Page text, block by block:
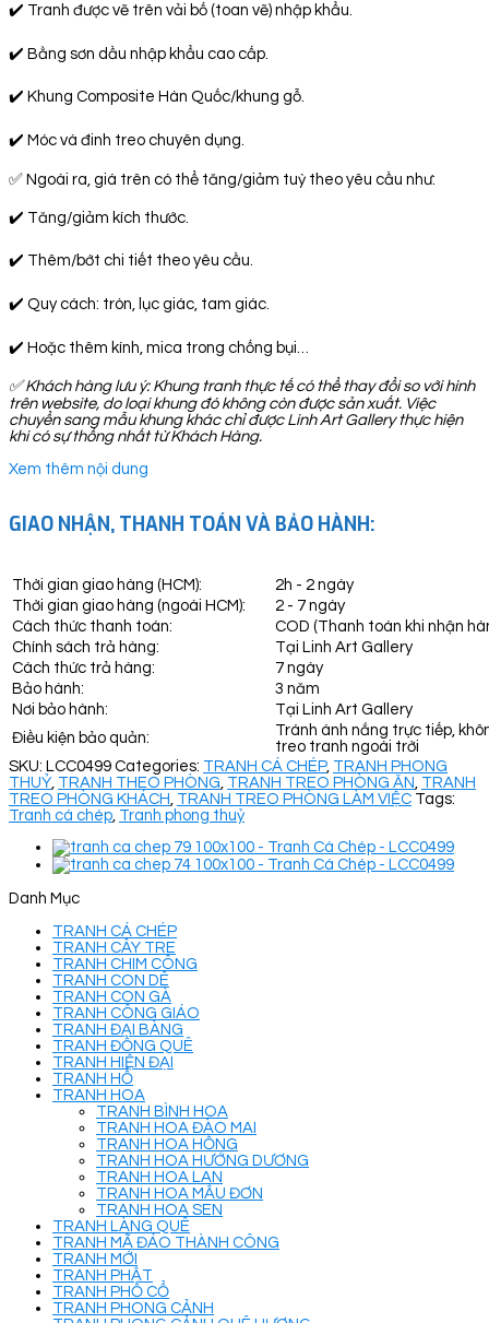
✔️ Tranh được vẽ trên vải bố (toan vẽ) nhập khẩu.
✔️ Bằng sơn dầu nhập khẩu cao cấp.
✔️ Khung Composite Hàn Quốc/khung gỗ.
✔️ Móc và đinh treo chuyên dụng.
✅ Ngoài ra, giá trên có thể tăng/giảm tuỳ theo yêu cầu như:
✔️ Tăng/giảm kích thước.
✔️ Thêm/bớt chi tiết theo yêu cầu.
✔️ Quy cách: tròn, lục giác, tam giác.
✔️ Hoặc thêm kính, mica trong chống bụi…
✅Khách hàng lưu ý: Khung tranh thực tế có thể thay đổi so với hình
trên website, do loại khung đó không còn được sản xuất. Việc
chuyển sang mẫu khung khác chỉ được Linh Art Gallery thực hiện
khi có sự thống nhất từ Khách Hàng.
Xem thêm nội dung
GIAO NHẬN, THANH TOÁN VÀ BẢO HÀNH:
Thời gian giao hàng (HCM):
2h - 2 ngày
Thời gian giao hàng (ngoài HCM):
2 - 7 ngày
Cách thức thanh toán:
COD (Thanh toán khi nhận
Chính sách trả hàng:
Tại Linh Art Gallery
Cách thức trả hàng:
7 ngày
Bảo hành:
3 năm
Nơi bảo hành:
Tại Linh Art Gallery
Điều kiện bảo quản:
Tránh ánh nắng trực tiếp,
treo tranh ngoài trời
SKU: LCC0499 Categories: TRANH CÁ CHÉP, TRANH PHONG
THUỶ TRANH THEO PHÒNG TRANH TREO PHÒNG ĂN TRANH
TREO PHÒNG KHÁCH TRANH TREO PHÒNG LÀM VIỆC Tags:
Tranh cá chép Tranh phong thuỷ
Danh Mục
TRANH CÁ CHÉP
TRANH CÂY TRE
TRANH CHIM CÔNG
TRANH CON DÊ
TRANH CON GÀ
TRANH CÔNG GIÁO
TRANH ĐẠI BÀNG
TRANH ĐỒNG QUÊ
TRANH HIỆN ĐẠI
TRANH HỔ
TRANH HOA
TRANH BÌNH HOA
TRANH HOA ĐÀO MAI
TRANH HOA HỒNG
TRANH HOA HƯỚNG DƯƠNG
TRANH HOA LAN
TRANH HOA MẪU ĐƠN
TRANH HOA SEN
TRANH LÀNG QUÊ
TRANH MÃ ĐÁO THÀNH CÔNG
TRANH MỚI
TRANH PHẬT
TRANH PHỐ CỔ
TRANH PHONG CẢNH